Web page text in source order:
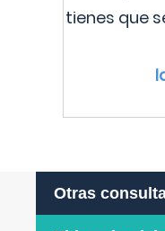
tienes que
Otras